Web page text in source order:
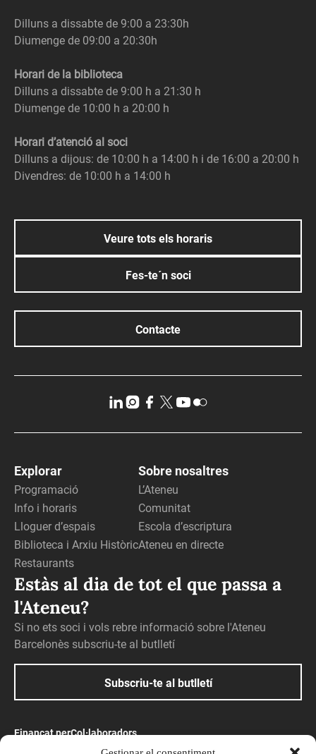
Dilluns a dissabte de 9:00 a 23:30h
Diumenge de 09:00 a 20:30h
Horari de la biblioteca
Dilluns a dissabte de 9:00 h a 21:30 h
Diumenge de 10:00 h a 20:00 h
Horari d’atenció al soci
Dilluns a dijous: de 10:00 h a 14:00 h i de 16:00 a 20:00 h
Divendres: de 10:00 h a 14:00 h
Veure tots els horaris
Fes-te´n soci
Contacte
Explorar
Programació
Info i horaris
Lloguer d’espais
Biblioteca i Arxiu Històric
Restaurants
Sobre nosaltres
L’Ateneu
Comunitat
Escola d’escriptura
Ateneu en directe
Estàs al dia de tot el que passa a
l'Ateneu?
Si no ets soci i vols rebre informació sobre l'Ateneu
Barcelonès subscriu-te al butlletí
Subscriu-te al butlletí
Finançat perCol·laboradors